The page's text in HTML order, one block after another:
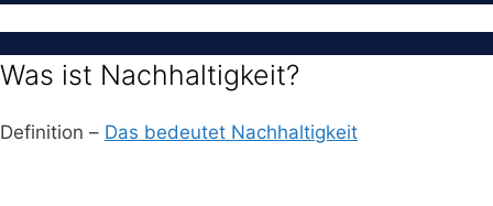
Was ist Nachhaltigkeit?
Definition – Das bedeutet Nachhaltigkeit